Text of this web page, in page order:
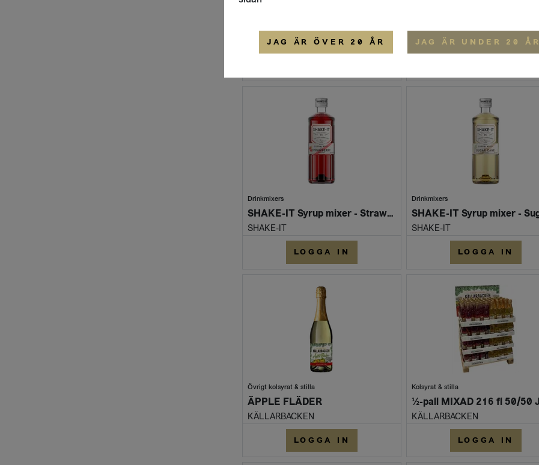
SHAKE-IT SHAKE-IT
Drinkmixers
SHAKE-IT Syrup mixer - Strawberry (Flaska 500 ml)
SHAKE-IT
LOGGA IN
Drinkmixers
SHAKE-IT
LOGGA IN
Övrigt kolsyrat & stilla
ÄPPLE FLÄDER
KÄLLARBACKEN
LOGGA IN
Kolsyrat & stilla
KÄLLARBACKEN
LOGGA IN
JAG ÄR ÖVER 20 ÅR JAG ÄR UNDER 20 ÅR